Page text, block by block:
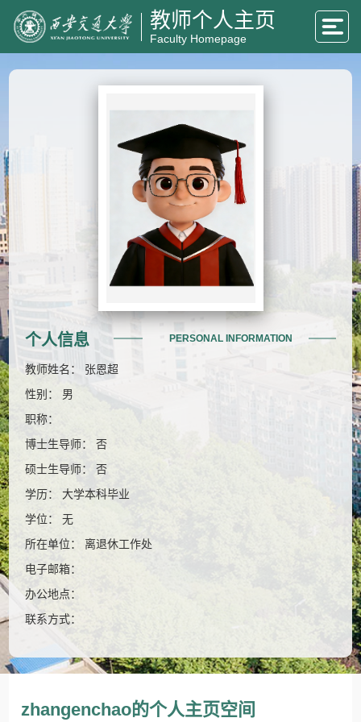
教师个人主页
Faculty Homepage
个人信息 PERSONAL INFORMATION
教师姓名： 张恩超
性别： 男
职称：
博士生导师： 否
硕士生导师： 否
学历： 大学本科毕业
学位： 无
所在单位： 离退休工作处
电子邮箱：
办公地点：
联系方式：
zhangenchao的个人主页空间